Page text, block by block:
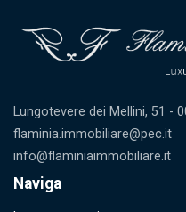
Lungotevere dei Mellini, 51 -
flaminia.immobiliare@pec.it
info@flaminiaimmobiliare.it
Naviga